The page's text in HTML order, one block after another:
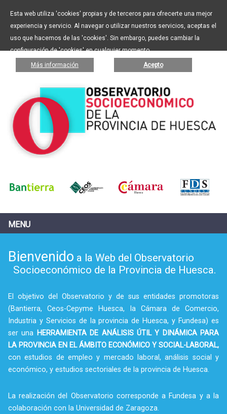
Esta web utiliza 'cookies' propias y de terceros para ofrecerte una mejor
experiencia y servicio. Al navegar o utilizar nuestros servicios, aceptas el
uso que hacemos de las 'cookies'. Sin embargo, puedes cambiar la
configuración de 'cookies' en cualquier momento.
Más información Acepto
MENU
Bienvenido a la Web del Observatorio
Socioeconómico de la Provincia de Huesca.
El objetivo del Observatorio y de sus entidades promotoras
(Bantierra, Ceos-Cepyme Huesca, la Cámara de Comercio,
Industria y Servicios de la provincia de Huesca, y Fundesa) es
ser una HERRAMIENTA DE ANÁLISIS ÚTIL Y DINÁMICA PARA
LA PROVINCIA EN EL ÁMBITO ECONÓMICO Y SOCIAL-LABORAL,
con estudios de empleo y mercado laboral, análisis social y
económico, y estudios sectoriales de la provincia de Huesca.
La realización del Observatorio corresponde a Fundesa y a la
colaboración con la Universidad de Zaragoza.